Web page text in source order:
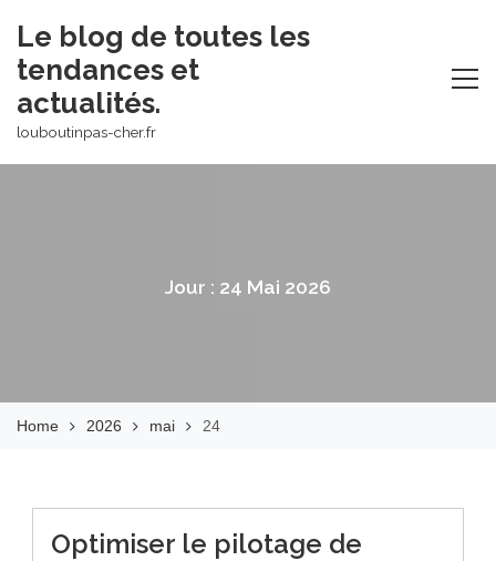
content
Le blog de toutes les
tendances et
actualités.
louboutinpas-cher.fr
Jour : 24 Mai 2026
Home 2026 mai 24
Optimiser le pilotage de